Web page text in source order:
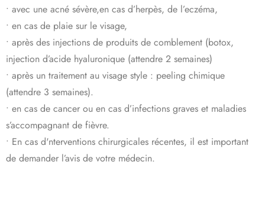
• avec une acné sévère,en cas d’herpès, de l’eczéma,
• en cas de plaie sur le visage,
• après des injections de produits de comblement (botox,
injection d’acide hyaluronique (attendre 2 semaines)
• après un traitement au visage style : peeling chimique
(attendre 3 semaines).
• en cas de cancer ou en cas d’infections graves et maladies
s’accompagnant de fièvre.
• En cas d'nterventions chirurgicales récentes, il est important
de demander l’avis de votre médecin.